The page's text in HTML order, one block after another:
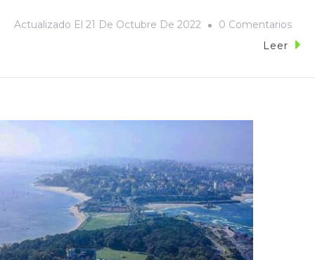
Actualizado El 21 De Octubre De 2022
0 Comentarios
Leer